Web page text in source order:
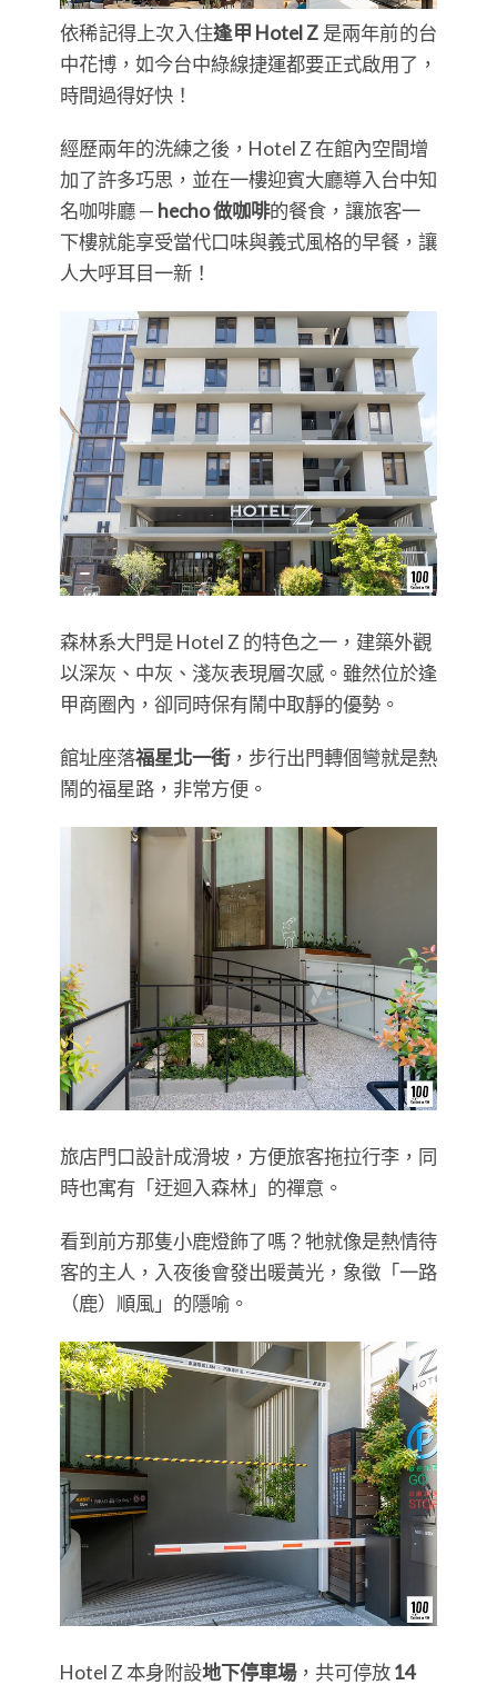
依稀記得上次入住逢甲 Hotel Z 是兩年前的台
中花博，如今台中綠線捷運都要正式啟用了，
時間過得好快！
經歷兩年的洗練之後，Hotel Z 在館內空間增
加了許多巧思，並在一樓迎賓大廳導入台中知
名咖啡廳 — hecho 做咖啡的餐食，讓旅客一
下樓就能享受當代口味與義式風格的早餐，讓
人大呼耳目一新！
森林系大門是 Hotel Z 的特色之一，建築外觀
以深灰、中灰、淺灰表現層次感。雖然位於逢
甲商圈內，卻同時保有鬧中取靜的優勢。
館址座落福星北一街，步行出門轉個彎就是熱
鬧的福星路，非常方便。
旅店門口設計成滑坡，方便旅客拖拉行李，同
時也寓有「迂迴入森林」的禪意。
看到前方那隻小鹿燈飾了嗎？牠就像是熱情待
客的主人，入夜後會發出暖黃光，象徵「一路
（鹿）順風」的隱喻。
Hotel Z 本身附設地下停車場，共可停放14